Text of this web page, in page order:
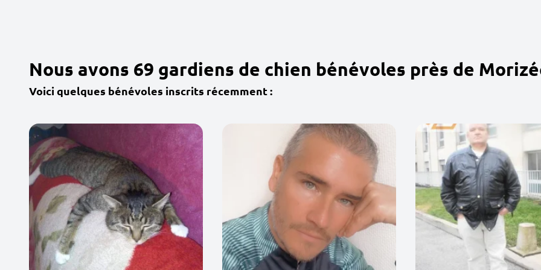
Nous avons 69 gardiens de chien bénévoles près de
Voici quelques bénévoles inscrits récemment :